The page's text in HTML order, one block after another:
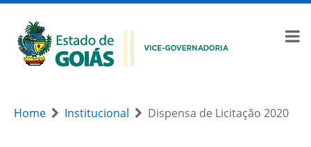
Home Institucional Dispensa de Licitação 2020